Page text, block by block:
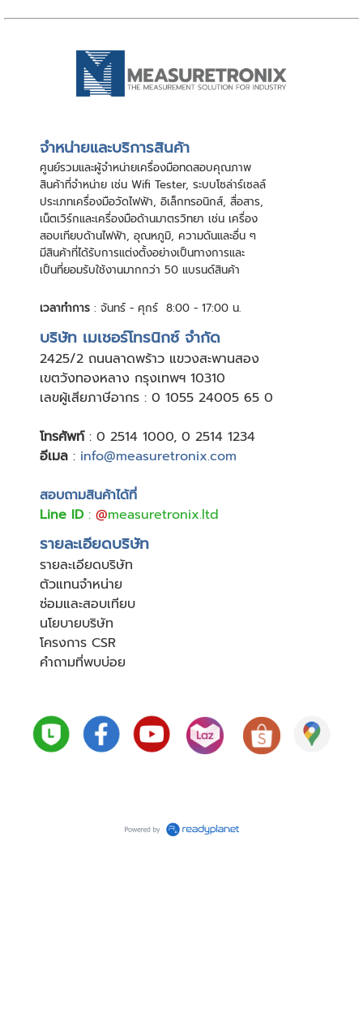
จําหน่ายและบริการสินค้า
ศูนย์รวมและผู้จําหน่ายเครื่องมือทดสอบคุณภาพ
สินค้าที่จําหน่าย เช่น Wifi Tester, ระบบโซล่าร์เซลล์
ประเภทเครื่องมือวัดไฟฟ้า, อิเล็กทรอนิกส์, สื่อสาร,
เน็ตเวิร์กและเครื่องมือด้านมาตรวิทยา เช่น เครื่อง
สอบเทียบด้านไฟฟ้า, อุณหภูมิ, ความดันและอื่น ๆ
มีสินค้าที่ได้รับการแต่งตั้งอย่างเป็นทางการและ
เป็นที่ยอมรับใช้งานมากกว่า 50 แบรนด์สินค้า
เวลาทำการ : จันทร์ - ศุกร์ 8:00 - 17:00 น.
บริษัท เมเชอร์โทรนิกซ์ จำกัด
2425/2 ถนนลาดพร้าว แขวงสะพานสอง
เขตวังทองหลาง กรุงเทพฯ 10310
เลขผู้เสียภาษีอากร : 0 1055 24005 65 0
โทรศัพท์: 0 2514 1000, 0 2514 1234
อีเมล : info@measuretronix.com
สอบถามสินค้าได้ที่
Line ID: @measuretronix.ltd
รายละเอียดบริษัท
รายละเอียดบริษัท
ตัวแทนจำหน่าย
ซ่อมและสอบเทียบ
นโยบายบริษัท
โครงการ CSR
คำถามที่พบบ่อย